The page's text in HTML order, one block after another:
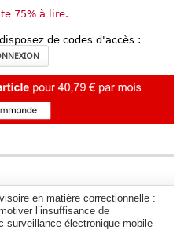
75% à lire.
de codes d'accès :
en matière correctionnelle :
l’insuffisance de
surveillance électronique mobile